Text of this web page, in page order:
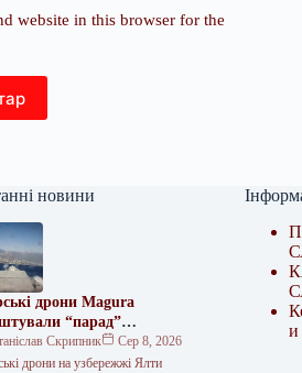
website in this browser for the
новини
дрони Magura
“парад”
Ялти
Скрипник
Сер 8, 2026
дрони на узбережжі Ялти
и